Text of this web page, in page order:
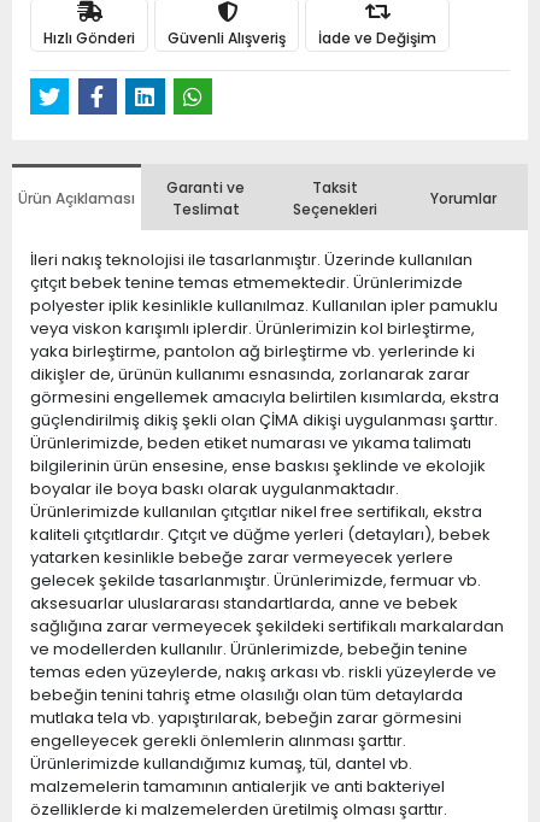
Hızlı Gönderi Güvenli Alışveriş İade ve Değişim
Ürün Açıklaması
Garanti ve
Teslimat
Taksit
Seçenekleri
Yorumlar
İleri nakış teknolojisi ile tasarlanmıştır. Üzerinde kullanılan
çıtçıt bebek tenine temas etmemektedir. Ürünlerimizde
polyester iplik kesinlikle kullanılmaz. Kullanılan ipler pamuklu
veya viskon karışımlı iplerdir. Ürünlerimizin kol birleştirme,
yaka birleştirme, pantolon ağ birleştirme vb. yerlerinde ki
dikişler de, ürünün kullanımı esnasında, zorlanarak zarar
görmesini engellemek amacıyla belirtilen kısımlarda, ekstra
güçlendirilmiş dikiş şekli olan ÇİMA dikişi uygulanması şarttır.
Ürünlerimizde, beden etiket numarası ve yıkama talimatı
bilgilerinin ürün ensesine, ense baskısı şeklinde ve ekolojik
boyalar ile boya baskı olarak uygulanmaktadır.
Ürünlerimizde kullanılan çıtçıtlar nikel free sertifikalı, ekstra
kaliteli çıtçıtlardır. Çıtçıt ve düğme yerleri (detayları), bebek
yatarken kesinlikle bebeğe zarar vermeyecek yerlere
gelecek şekilde tasarlanmıştır. Ürünlerimizde, fermuar vb.
aksesuarlar uluslararası standartlarda, anne ve bebek
sağlığına zarar vermeyecek şekildeki sertifikalı markalardan
ve modellerden kullanılır. Ürünlerimizde, bebeğin tenine
temas eden yüzeylerde, nakış arkası vb. riskli yüzeylerde ve
bebeğin tenini tahriş etme olasılığı olan tüm detaylarda
mutlaka tela vb. yapıştırılarak, bebeğin zarar görmesini
engelleyecek gerekli önlemlerin alınması şarttır.
Ürünlerimizde kullandığımız kumaş, tül, dantel vb.
malzemelerin tamamının antialerjik ve anti bakteriyel
özelliklerde ki malzemelerden üretilmiş olması şarttır.